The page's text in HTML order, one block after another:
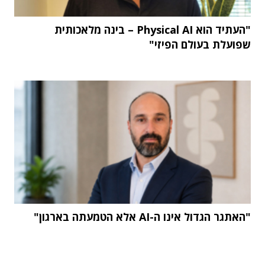
"העתיד הוא Physical AI – בינה מלאכותית
שפועלת בעולם הפיזי"
"האתגר הגדול אינו ה-AI אלא הטמעתה בארגון"